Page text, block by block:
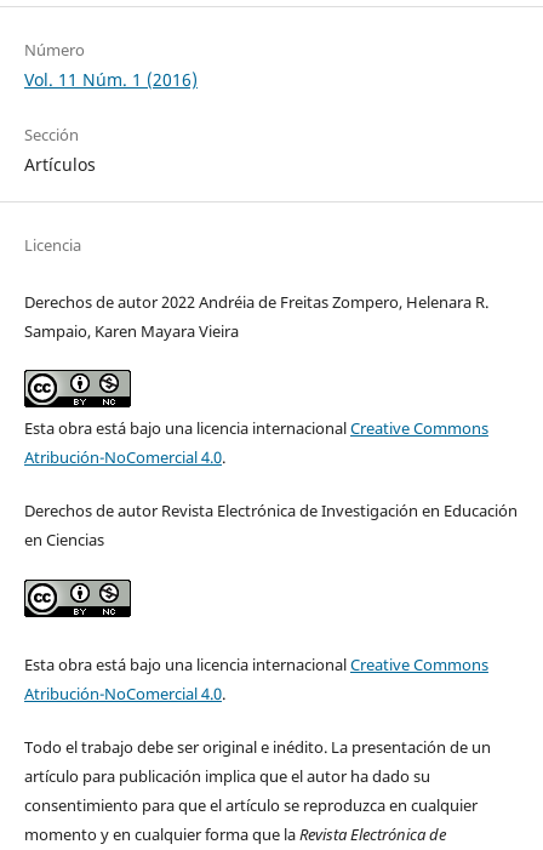
Número
Vol. 11 Núm. 1 (2016)
Sección
Artículos
Licencia
Derechos de autor 2022 Andréia de Freitas Zompero, Helenara R.
Sampaio, Karen Mayara Vieira
Esta obra está bajo una licencia internacionalCreative Commons
Atribución-NoComercial 4.0.
Derechos de autor Revista Electrónica de Investigación en Educación
en Ciencias
Esta obra está bajo una licencia internacionalCreative Commons
Atribución-NoComercial 4.0.
Todo el trabajo debe ser original e inédito. La presentación de un
artículo para publicación implica que el autor ha dado su
consentimiento para que el artículo se reproduzca en cualquier
momento y en cualquier forma que laRevista Electrónica de